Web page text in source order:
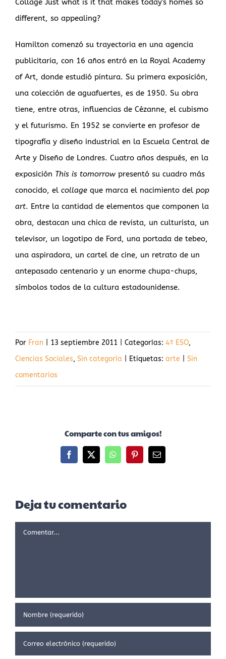
Collage Just what is it that makes today's homes so
different, so appealing?
Hamilton comenzó su trayectoria en una agencia
publicitaria, con 16 años entró en la Royal Academy
of Art, donde estudió pintura. Su primera exposición,
una colección de aguafuertes, es de 1950. Su obra
tiene, entre otras, influencias de Cézanne, el cubismo
y el futurismo. En 1952 se convierte en profesor de
tipografía y diseño industrial en la Escuela Central de
Arte y Diseño de Londres. Cuatro años después, en la
exposición This is tomorrow presentó su cuadro más
conocido, el collage que marca el nacimiento del pop
art. Entre la cantidad de elementos que componen la
obra, destacan una chica de revista, un culturista, un
televisor, un logotipo de Ford, una portada de tebeo,
una aspiradora, un cartel de cine, un retrato de un
antepasado centenario y un enorme chupa-chups,
símbolos todos de la cultura estadounidense.
Por Fran 13 septiembre 2011 Categorías: 4º ESO,
Ciencias Sociales, Sin categoría Etiquetas: arte
Sin
comentarios
Comparte con tus amigos!
Facebook
X WhatsAppPinterestCorreo
electrónico
Deja tu comentario
Comentar